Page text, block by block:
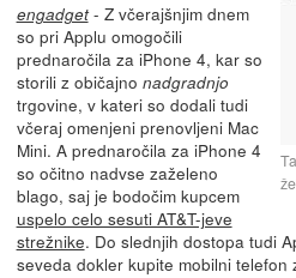
engadget- Z včerajšnjim dnem
so pri Applu omogočili
prednaročila za iPhone 4, kar so
storili z običajno nadgradnjo
trgovine, v kateri so dodali tudi
včeraj omenjeni prenovljeni Mac
Mini. A prednaročila za iPhone 4
so očitno nadvse zaželeno
blago, saj je bodočim kupcem
uspelo celo sesuti AT&T-jeve
strežnike. Do slednjih dostopa tudi
seveda dokler kupite mobilni telefon